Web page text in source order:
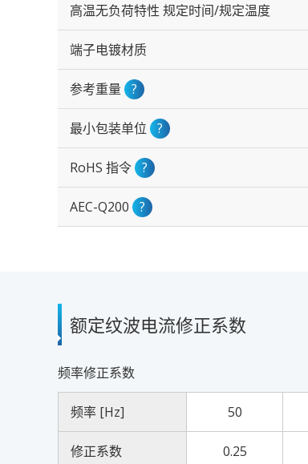
高温无负荷特性 规定时间/规定温度
端子电镀材质
参考重量 ?
最小包装单位 ?
RoHS 指令 ?
AEC-Q200 ?
额定纹波电流修正系数
频率修正系数
频率 [Hz] 50
修正系数 0.25